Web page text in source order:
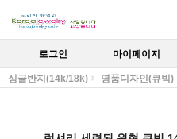
로그인 마이페이지
싱글반지(14k/18k) 명품디자인(큐빅)